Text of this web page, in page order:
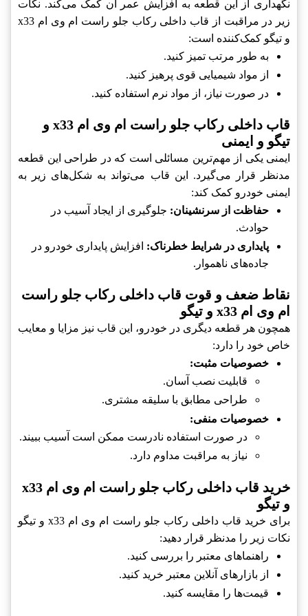
نگهداری از این قطعه به افزایش عمر آن کمک می‌کند. نکات
زیر در مراقبت از قاب داخلی رکاب جلو راست ام وی ام x33
و تیگو کمک‌کننده است:
به طور مرتب تمیز کنید.
از مواد شیمیایی قوی پرهیز کنید.
در صورت نیاز، از مواد نرم استفاده کنید.
قاب داخلی رکاب جلو راست ام وی ام x33 و
تیگو و ایمنی
ایمنی یکی از مهم‌ترین مسائلی است که در طراحی این قطعه
مدنظر قرار می‌گیرد. این قاب می‌تواند به شکل‌های زیر به
ایمنی خودرو کمک کند:
حفاظت از سرنشینان: جلوگیری از ایجاد آسیب در
حوادث.
پایداری در شرایط خطرناک: افزایش پایداری خودرو در
جاده‌های ناهموار.
نقاط ضعف و قوت قاب داخلی رکاب جلو راست
ام وی ام x33 و تیگو
همچون هر قطعه دیگری در خودرو، این قاب نیز مزایا و معایب
خاص خود را دارد:
خصوصیات مثبت:
قابلیت نصب آسان.
طراحی مطابق با سلیقه مشتری.
خصوصیات منفی:
در صورت استفاده نادرست ممکن است آسیب ببیند.
نیاز به مراقبت مداوم دارد.
خرید قاب داخلی رکاب جلو راست ام وی ام x33
و تیگو
برای خرید قاب داخلی رکاب جلو راست ام وی ام x33 و تیگو
نکات زیر را مدنظر قرار دهید:
راهنماهای معتبر را بررسی کنید.
از بازارهای آنلاین معتبر خرید کنید.
قیمت‌ها را مقایسه کنید.